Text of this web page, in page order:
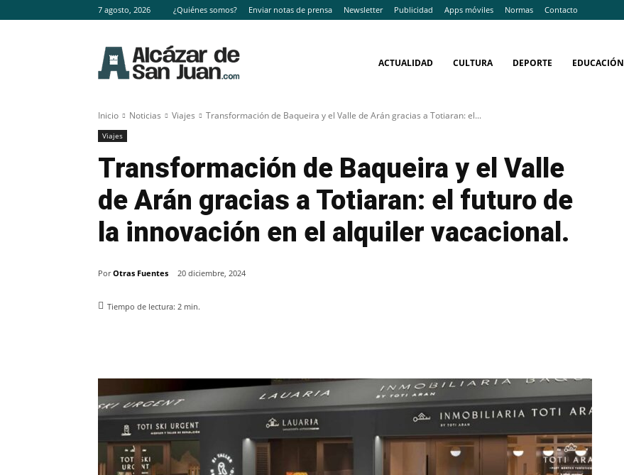
7 agosto, 2026 ¿Quiénes somos? Enviar notas de prensa Newsletter Publicidad Apps móviles Normas Contacto
ACTUALIDAD CULTURA DEPORTE EDUCACIÓN
Inicio Noticias Viajes Transformación de Baqueira y el Valle de Arán gracias a Totiaran: el...
Viajes
Transformación de Baqueira y el Valle
de Arán gracias a Totiaran: el futuro de
la innovación en el alquiler vacacional.
Por Otras Fuentes 20 diciembre, 2024
Tiempo de lectura: 2 min.